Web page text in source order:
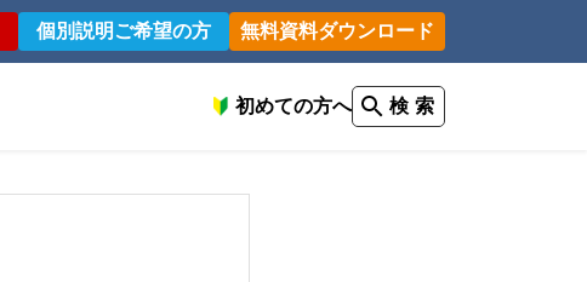
個別説明ご希望の方 無料資料ダウンロード
初めての方へ 検 索